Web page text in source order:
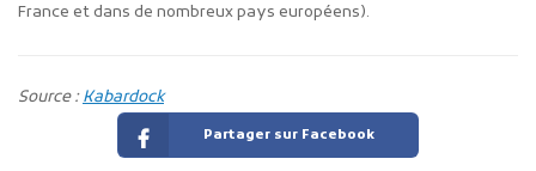
France et dans de nombreux pays européens).
Source :Kabardock
Partager sur Facebook